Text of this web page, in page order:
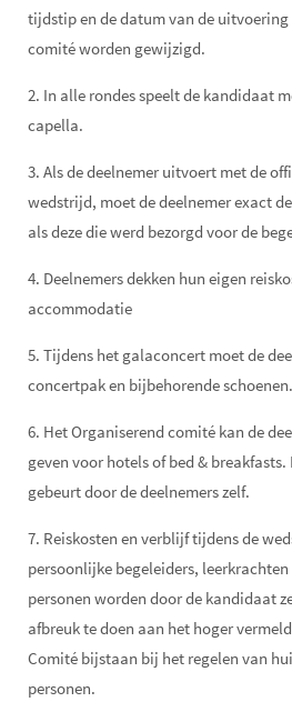
tijdstip en de datum van de
comité worden gewijzigd.
2. In alle rondes speelt de kandidaat
capella.
3. Als de deelnemer uitvoert met de
wedstrijd, moet de deelnemer exact
als deze die werd bezorgd voor de
4. Deelnemers dekken hun eigen
accommodatie
5. Tijdens het galaconcert moet de
concertpak en bijbehorende schoenen.
6. Het Organiserend comité kan de
geven voor hotels of bed &
gebeurt door de deelnemers zelf.
7. Reiskosten en verblijf tijdens de
persoonlijke begeleiders,
personen worden door de kandidaat
afbreuk te doen aan het hoger
Comité bijstaan bij het regelen van
personen.